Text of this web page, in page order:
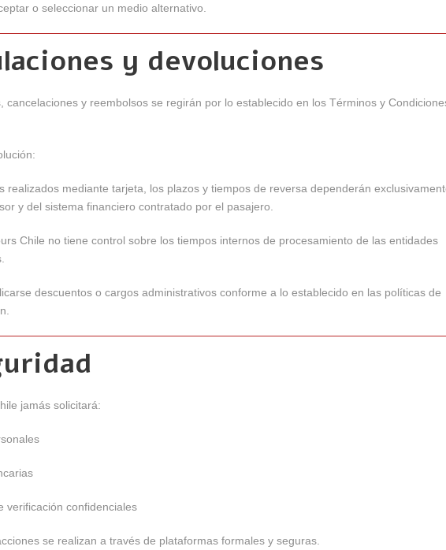
o seleccionar un medio alternativo.
y devoluciones
cancelaciones y reembolsos se regirán por lo establecido en los Términos y
realizados mediante tarjeta, los plazos y tiempos de reversa dependerán
y del sistema financiero contratado por el pasajero.
Chile no tiene control sobre los tiempos internos de procesamiento de las entidades
descuentos o cargos administrativos conforme a lo establecido en las políticas de
jamás solicitará:
verificación confidenciales
se realizan a través de plataformas formales y seguras.